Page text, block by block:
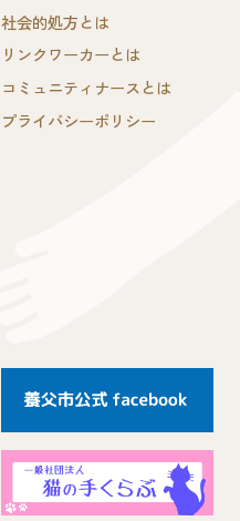
社会的処方とは
リンクワーカーとは
コミュニティナースとは
プライバシーポリシー